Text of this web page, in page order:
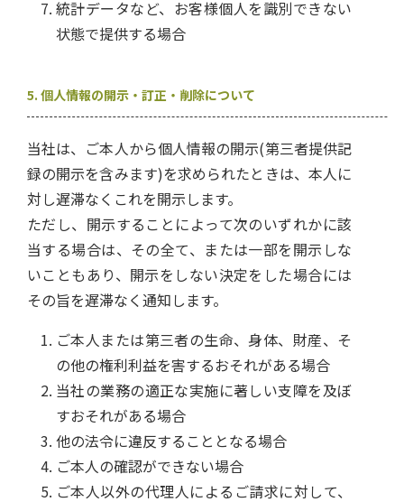
統計データなど、お客様個人を識別できない
状態で提供する場合
5. 個人情報の開示・訂正・削除について
当社は、ご本人から個人情報の開示(第三者提供記
録の開示を含みます)を求められたときは、本人に
対し遅滞なくこれを開示します。
ただし、開示することによって次のいずれかに該
当する場合は、その全て、または一部を開示しな
いこともあり、開示をしない決定をした場合には
その旨を遅滞なく通知します。
ご本人または第三者の生命、身体、財産、そ
の他の権利利益を害するおそれがある場合
当社の業務の適正な実施に著しい支障を及ぼ
すおそれがある場合
他の法令に違反することとなる場合
ご本人の確認ができない場合
ご本人以外の代理人によるご請求に対して、